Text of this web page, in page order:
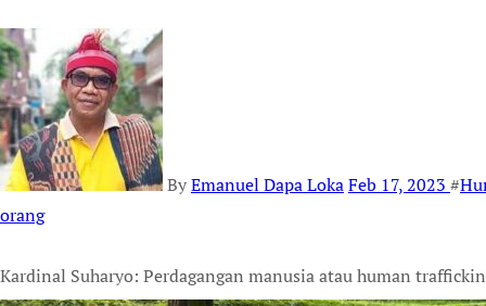
ByEmanuel Dapa LokaFeb 17, 2023 #
orang
Kardinal Suharyo: Perdagangan manusia atau human